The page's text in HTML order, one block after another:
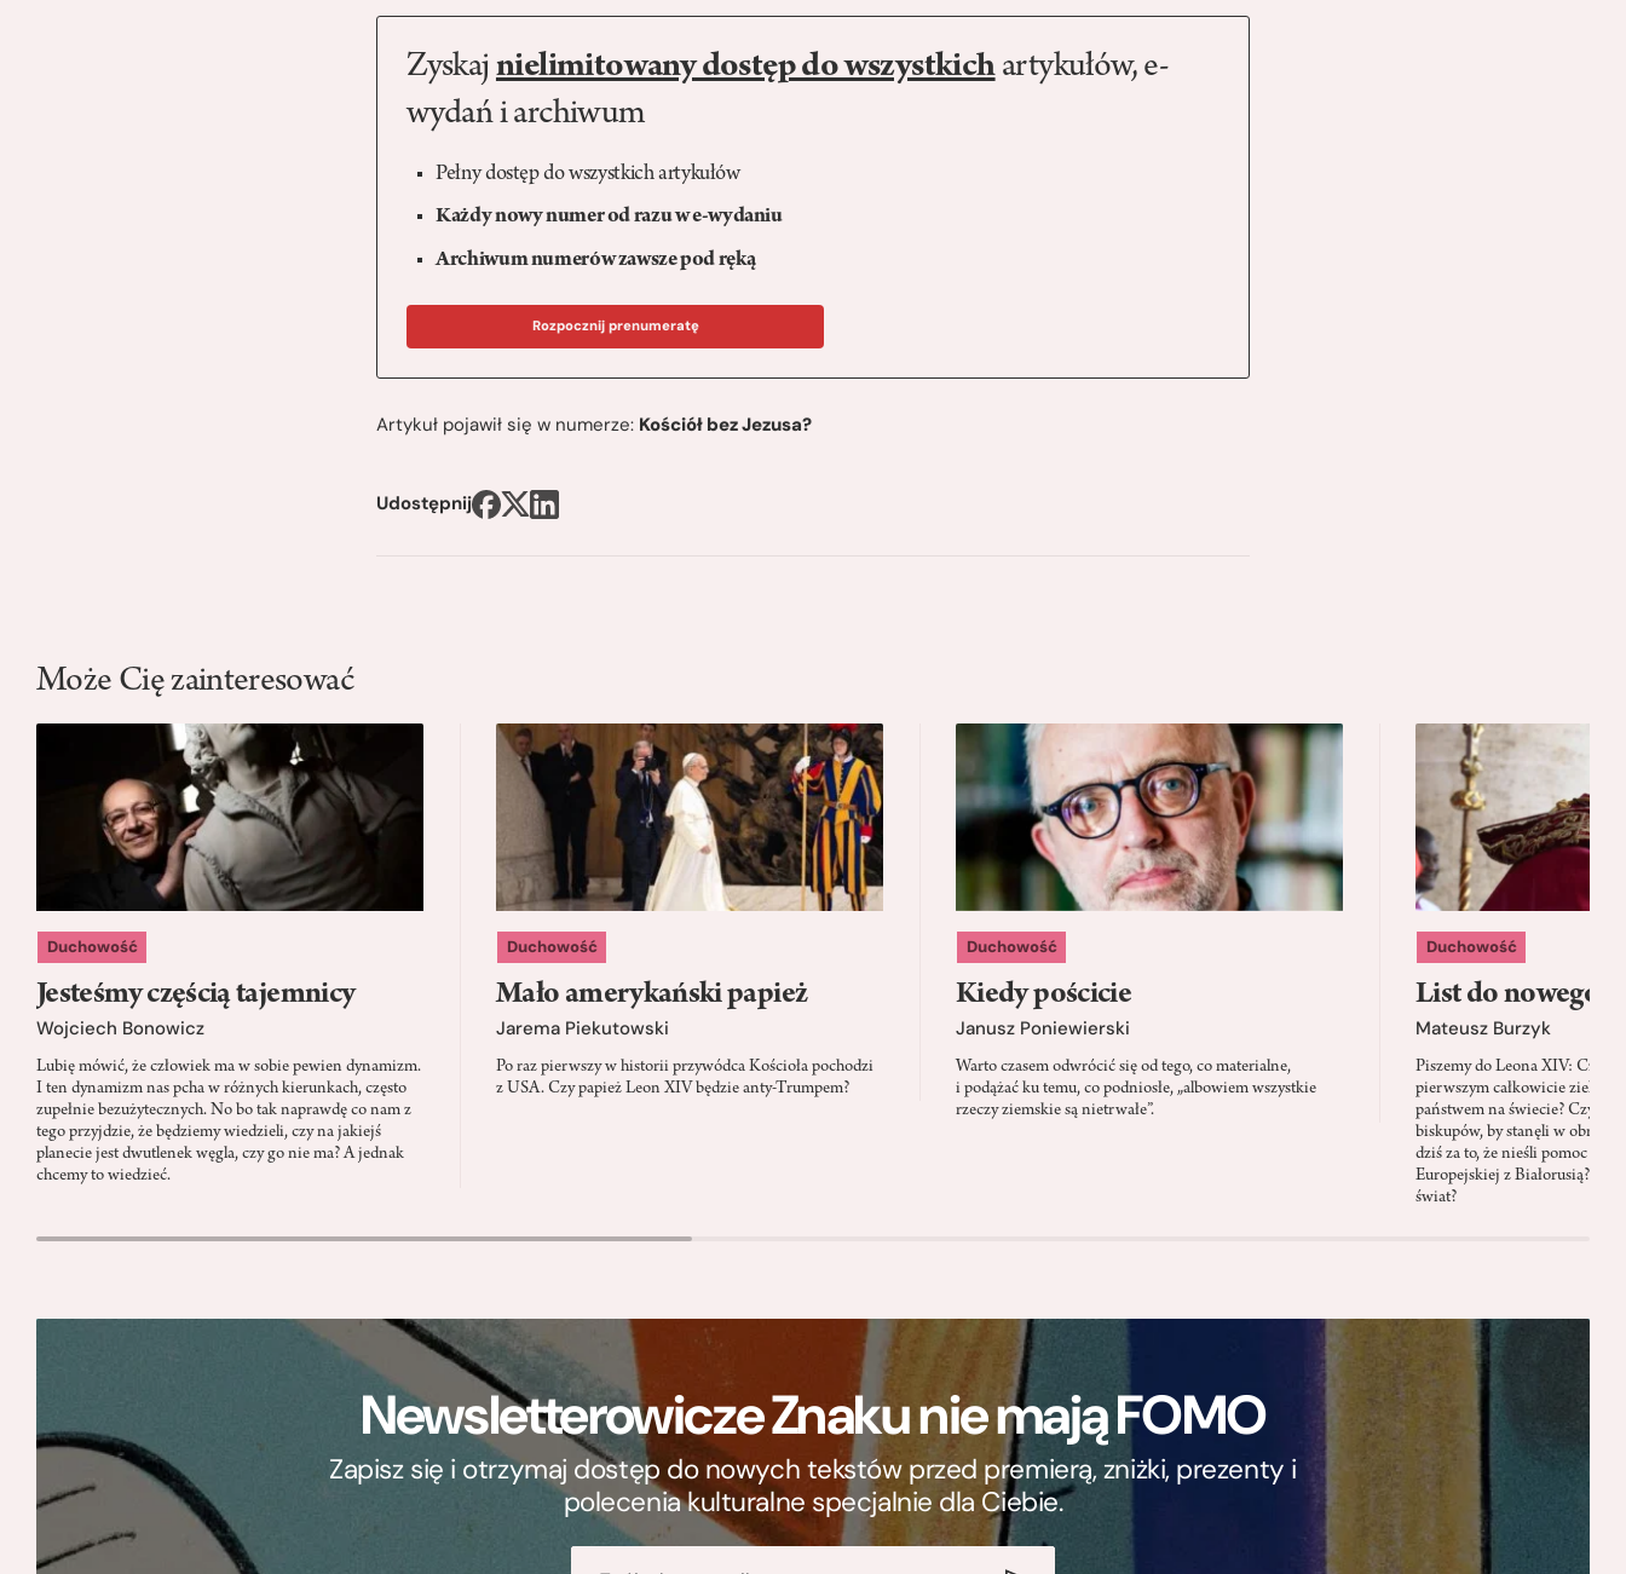
Zyskaj nielimitowany dostęp do wszystkichartykułów, e-
wydań i archiwum
Pełny dostęp do wszystkich artykułów
Każdy nowy numer od razu w e-wydaniu
Archiwum numerów zawsze pod ręką
Rozpocznij prenumeratę
Artykuł pojawił się w numerze: Kościół bez Jezusa?
Udostępnij
Może Cię zainteresować
Duchowość
Jesteśmy częścią tajemnicy
Wojciech Bonowicz
Lubię mówić, że człowiek ma w sobie pewien dynamizm.
I ten dynamizm nas pcha w różnych kierunkach, często
zupełnie bezużytecznych. No bo tak naprawdę co nam z
tego przyjdzie, że będziemy wiedzieli, czy na jakiejś
planecie jest dwutlenek węgla, czy go nie ma? A jednak
chcemy to wiedzieć.
Duchowość
Mało amerykański papież
Jarema Piekutowski
Po raz pierwszy w historii przywódca Kościoła pochodzi
z USA. Czy papież Leon XIV będzie anty-Trumpem?
Duchowość
Kiedy pościcie
Janusz Poniewierski
Warto czasem odwrócić się od tego, co materialne,
i podążać ku temu, co podniosłe, „albowiem wszystkie
rzeczy ziemskie są nietrwałe”.
Duchowość
List do nowego
Mateusz Burzyk
Piszemy do Leona XIV: Czy
pierwszym całkowicie
państwem na świecie? Czy
biskupów, by stanęli w
dziś za to, że nieśli pomoc
Europejskiej z Białorusią? Czy
świat?
Newsletterowicze Znaku nie mają FOMO
Zapisz się i otrzymaj dostęp do nowych tekstów przed premierą, zniżki, prezenty i
polecenia kulturalne specjalnie dla Ciebie.